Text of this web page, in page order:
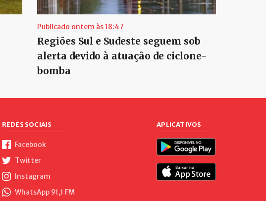
Publicado ontem às 18:47
Regiões Sul e Sudeste seguem sob
alerta devido à atuação de ciclone-
bomba
REDES SOCIAIS
Facebook
Twitter
Instagram
WhatsApp 91,1 FM
APLICATIVOS